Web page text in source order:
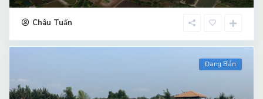
Châu Tuấn
Đang Bán